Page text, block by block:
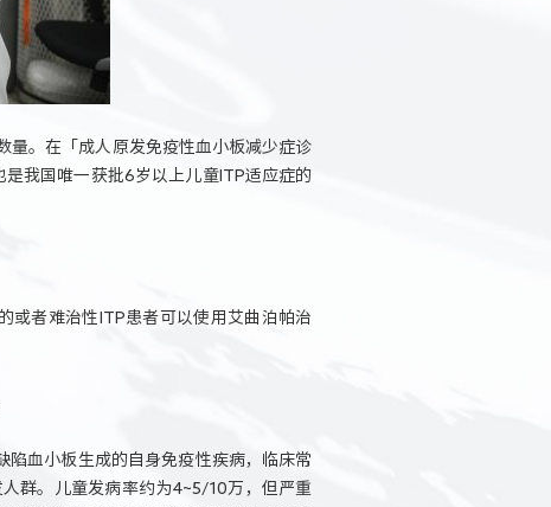
量。在「成人原发免疫性血小板减少症诊
我国唯一获批6岁以上儿童ITP适应症的
或者难治性ITP患者可以使用艾曲泊帕治
陷血小板生成的自身免疫性疾病，临床常
群。儿童发病率约为4~5/10万，但严重